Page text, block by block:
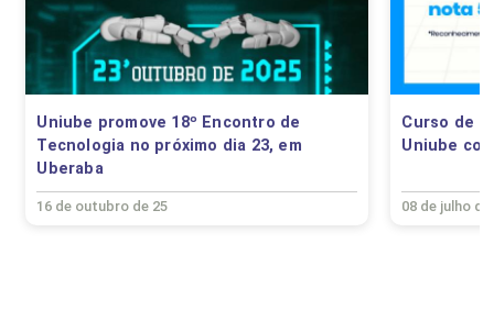
ALGORITMOS E ESTRUTURAS DE DADOS
75
ANDRE LUIS SILVA DE PAULA
Uniube promove 18º Encontro de
Tecnologia no próximo dia 23, em
Uberaba
16 de outubro de 25
Curso de
Uniube
08 de julho de